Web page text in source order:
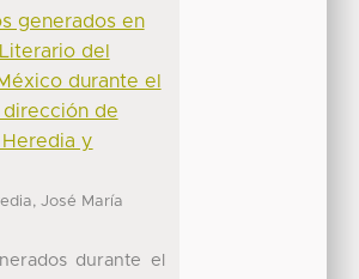
generados en
del
durante el
de
y
José María
durante el